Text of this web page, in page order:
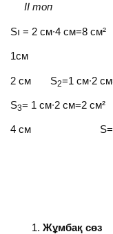
ІІ топ 2
Sı = 2 см∙4 см=8 см²
1см
2 см S2=1 см∙2
S3= 1 см∙2 см=2 см²
4 см S=8
Жұмбақ сөз